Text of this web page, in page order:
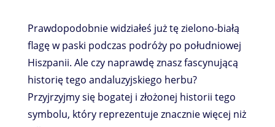
Prawdopodobnie widziałeś już tę zielono-białą
flagę w paski podczas podróży po południowej
Hiszpanii. Ale czy naprawdę znasz fascynującą
historię tego andaluzyjskiego herbu?
Przyjrzyjmy się bogatej i złożonej historii tego
symbolu, który reprezentuje znacznie więcej niż